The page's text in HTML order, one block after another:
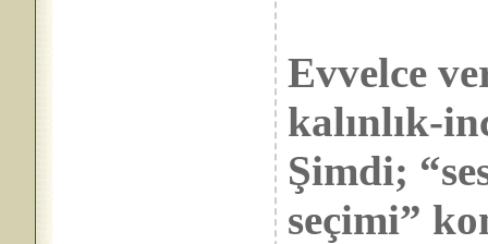
Evvelce
kalınlık-
Şimdi;
seçimi”